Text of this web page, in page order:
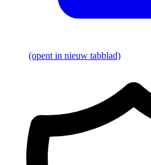
(opent in nieuw tabblad)